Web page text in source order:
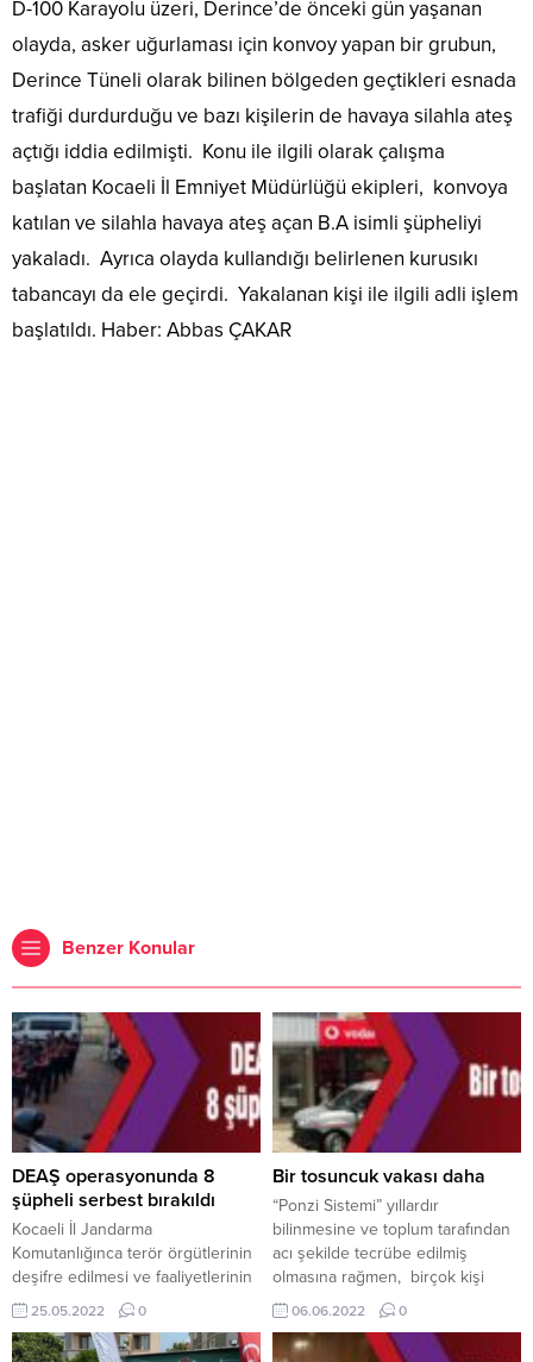
D-100 Karayolu üzeri, Derince’de önceki gün yaşanan
olayda, asker uğurlaması için konvoy yapan bir grubun,
Derince Tüneli olarak bilinen bölgeden geçtikleri esnada
trafiği durdurduğu ve bazı kişilerin de havaya silahla ateş
açtığı iddia edilmişti. Konu ile ilgili olarak çalışma
başlatan Kocaeli İl Emniyet Müdürlüğü ekipleri, konvoya
katılan ve silahla havaya ateş açan B.A isimli şüpheliyi
yakaladı. Ayrıca olayda kullandığı belirlenen kurusıkı
tabancayı da ele geçirdi. Yakalanan kişi ile ilgili adli işlem
başlatıldı. Haber: Abbas ÇAKAR
Benzer Konular
DEAŞ operasyonunda 8
şüpheli serbest bırakıldı
Kocaeli İl Jandarma
Komutanlığınca terör örgütlerinin
deşifre edilmesi ve faaliyetlerinin
engellenmesine yönelik çalışma
yürütüldü. Kocaeli, Gaziantep ve
Şanlıurfa’da düzenlenen eş
25.05.2022 0
Bir tosuncuk vakası daha
“Ponzi Sistemi” yıllardır
bilinmesine ve toplum tarafından
acı şekilde tecrübe edilmiş
olmasına rağmen, birçok kişi
kolay yoldan para kazanarak
zengin olma hayali ile girdiği bu
sistemin mağduru oluyor. Yüksek
06.06.2022 0